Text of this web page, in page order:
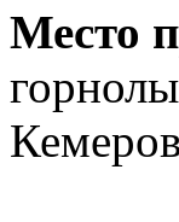
Место